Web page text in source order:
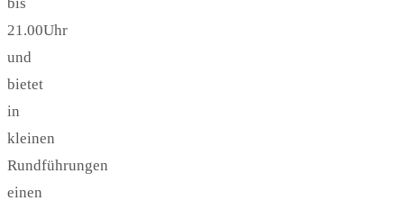
21.00Uhr
und
bietet
in
kleinen
Rundführungen
einen